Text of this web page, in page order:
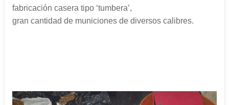
fabricación casera tipo ‘tumbera’,
gran cantidad de municiones de diversos calibres.